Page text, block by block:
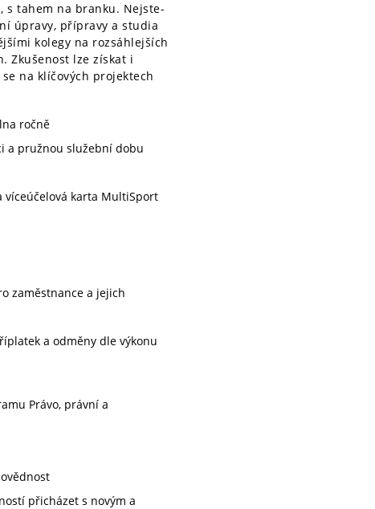
s tahem na branku. Nejste-
úpravy, přípravy a studia
kolegy na rozsáhlejších
Zkušenost lze získat i
na klíčových projektech
ročně
a pružnou služební dobu
víceúčelová karta MultiSport
zaměstnance a jejich
a odměny dle výkonu
Právo, právní a
přicházet s novým a